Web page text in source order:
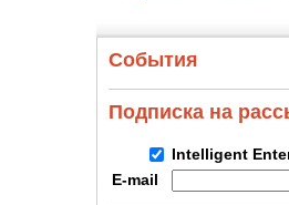
События
Подписка на
Intelligent
E-mail